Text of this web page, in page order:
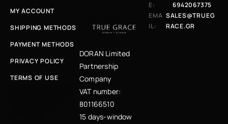
MY ACCOUNT
SHIPPING METHODS
PAYMENT METHODS
PRIVACY POLICY
TERMS OF USE
DORAN Limited
Partnership
Company
VAT number:
801166510
15 days-window
E:
6942067375
EMA
IL:
SALES@TRUEG
RACE.GR